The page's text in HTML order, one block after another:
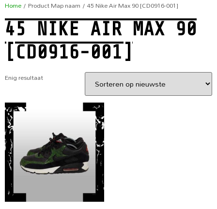
Home/ Product Map naam / 45 Nike Air Max 90 [CD0916-001]
45 NIKE AIR MAX 90
[CD0916-001]
Enig resultaat